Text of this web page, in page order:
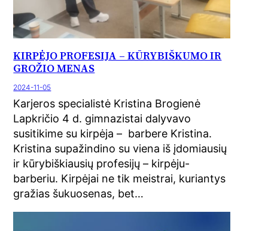
KIRPĖJO PROFESIJA – KŪRYBIŠKUMO IR
GROŽIO MENAS
2024-11-05
Karjeros specialistė Kristina Brogienė
Lapkričio 4 d. gimnazistai dalyvavo
susitikime su kirpėja – barbere Kristina.
Kristina supažindino su viena iš įdomiausių
ir kūrybiškiausių profesijų – kirpėju-
barberiu. Kirpėjai ne tik meistrai, kuriantys
gražias šukuosenas, bet…